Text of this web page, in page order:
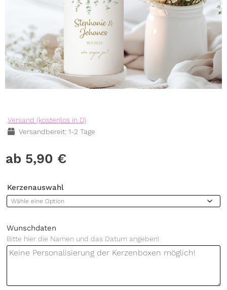
Versand (kostenlos in D)
Versandbereit: 1-2 Tage
5,90 €
Kerzenauswahl
Wunschdaten
Bitte hier die Namen und das Datum angeben!